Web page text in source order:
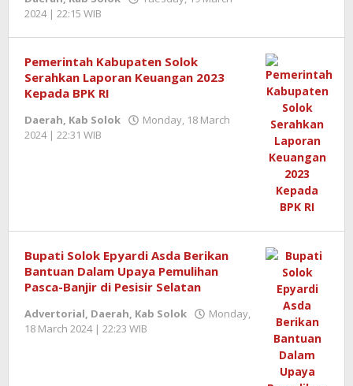
2024 | 22:15 WIB
Pemerintah Kabupaten Solok
Serahkan Laporan Keuangan 2023
Kepada BPK RI
Daerah, Kab Solok
Monday, 18 March
2024 | 22:31 WIB
Bupati Solok Epyardi Asda Berikan
Bantuan Dalam Upaya Pemulihan
Pasca-Banjir di Pesisir Selatan
Advertorial, Daerah, Kab Solok
Monday,
18 March 2024 | 22:23 WIB